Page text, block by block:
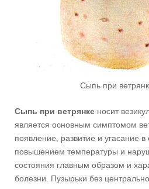
Сыпь при
Сыпь при ветрянке носит
является основным симптомом
появление, развитие и угасание
повышением температуры и
состояния главным образом и
болезни. Пузырьки без